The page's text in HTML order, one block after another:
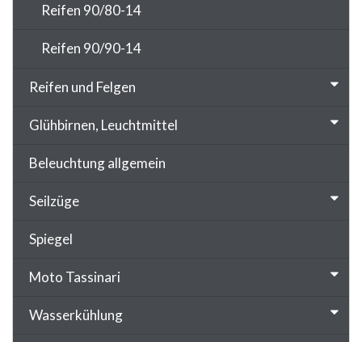
Reifen 90/80-14
Reifen 90/90-14
Reifen und Felgen
Glühbirnen, Leuchtmittel
Beleuchtung allgemein
Seilzüge
Spiegel
Moto Tassinari
Wasserkühlung